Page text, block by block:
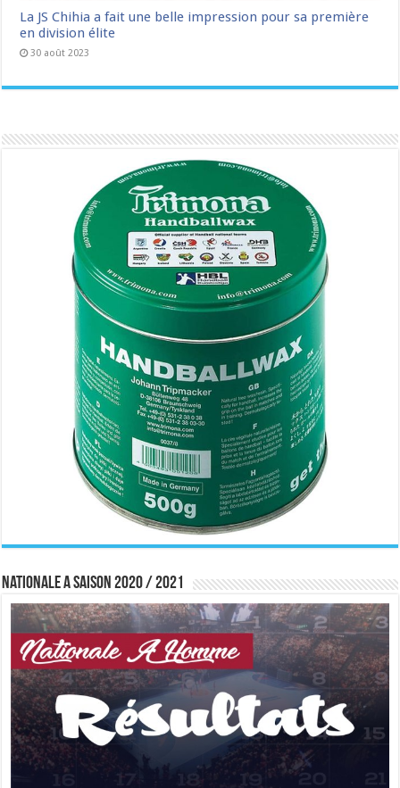
La JS Chihia a fait une belle impression pour sa première
en division élite
30 août 2023
Nationale A saison 2020 / 2021